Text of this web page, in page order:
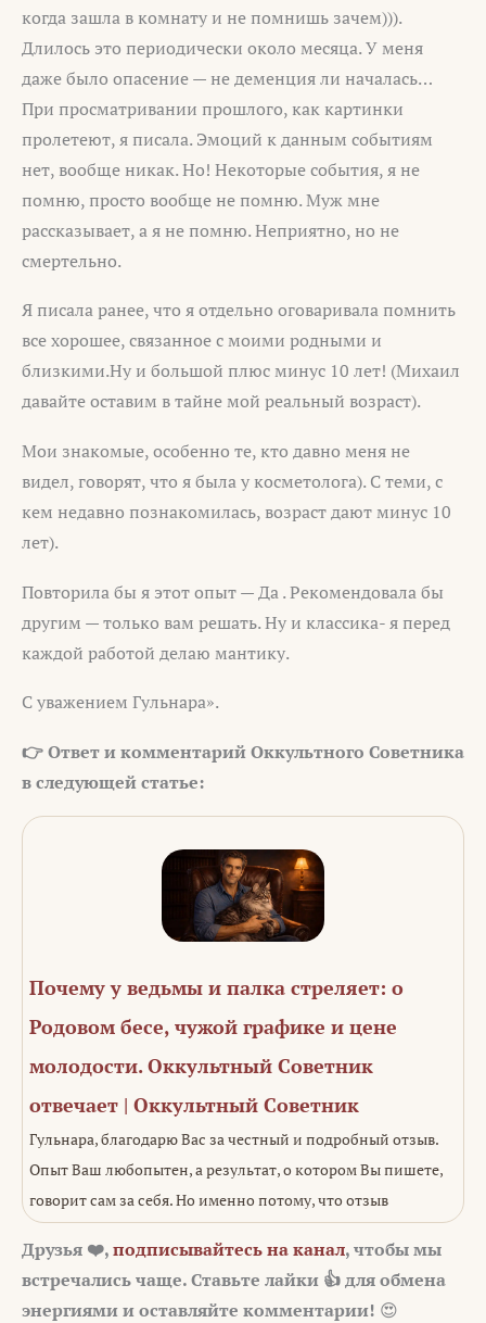
когда зашла в комнату и не помнишь зачем))).
Длилось это периодически около месяца. У меня
даже было опасение — не деменция ли началась…
При просматривании прошлого, как картинки
пролетеют, я писала. Эмоций к данным событиям
нет, вообще никак. Но! Некоторые события, я не
помню, просто вообще не помню. Муж мне
рассказывает, а я не помню. Неприятно, но не
смертельно.
Я писала ранее, что я отдельно оговаривала помнить
все хорошее, связанное с моими родными и
близкими.Ну и большой плюс минус 10 лет! (Михаил
давайте оставим в тайне мой реальный возраст).
Мои знакомые, особенно те, кто давно меня не
видел, говорят, что я была у косметолога). С теми, с
кем недавно познакомилась, возраст дают минус 10
лет).
Повторила бы я этот опыт — Да . Рекомендовала бы
другим — только вам решать. Ну и классика- я перед
каждой работой делаю мантику.
С уважением Гульнара».
👉 Ответ и комментарий Оккультного Советника
в следующей статье:
Почему у ведьмы и палка стреляет: о
Родовом бесе, чужой графике и цене
молодости. Оккультный Советник
отвечает | Оккультный Советник
Гульнара, благодарю Вас за честный и подробный отзыв.
Опыт Ваш любопытен, а результат, о котором Вы пишете,
говорит сам за себя. Но именно потому, что отзыв
Друзья ❤️,подписывайтесь на канал, чтобы мы
встречались чаще. Ставьте лайки 👍 для обмена
энергиями и оставляйте комментарии! 😍